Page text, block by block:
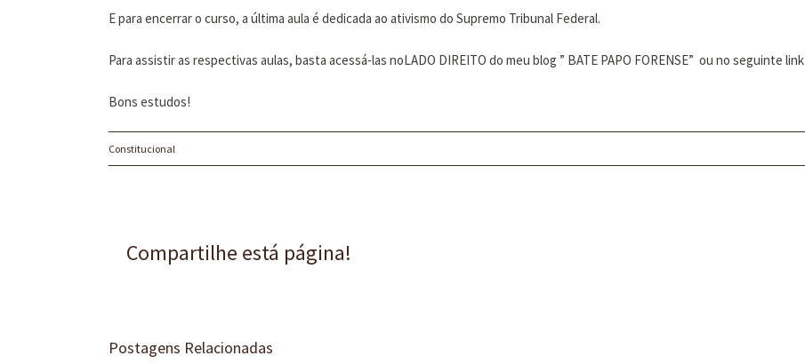
E para encerrar o curso, a última aula é dedicada ao ativismo do Supremo Tribunal Federal.
Para assistir as respectivas aulas, basta acessá-las noLADO DIREITO do meu blog ” BATE PAPO FORENSE” ou no seguinte link
Bons estudos!
Constitucional
Compartilhe está página!
Postagens Relacionadas